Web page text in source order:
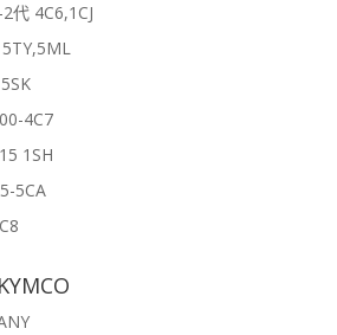
代 4C6,1CJ
4C7
1SH
5CA